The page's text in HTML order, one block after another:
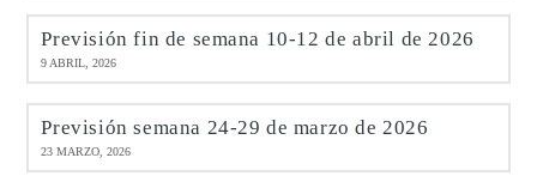
Previsión fin de semana 10-12 de abril de 2026
9 ABRIL, 2026
Previsión semana 24-29 de marzo de 2026
23 MARZO, 2026